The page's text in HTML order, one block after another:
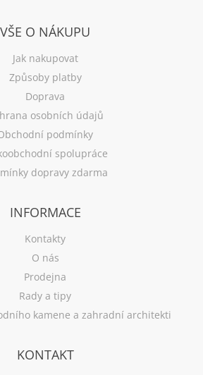
VŠE O NÁKUPU
Jak nakupovat
Způsoby platby
Doprava
osobních údajů
podmínky
spolupráce
dopravy zdarma
INFORMACE
Kontakty
O nás
Prodejna
Rady a tipy
kamene a zahradní architekti
KONTAKT